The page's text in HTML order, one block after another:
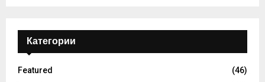
Категории
Featured
(46)